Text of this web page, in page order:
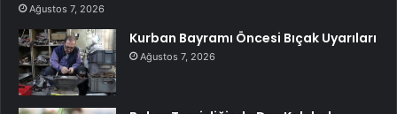
Ağustos 7, 2026
Kurban Bayramı Öncesi Bıçak Uyarıları
Ağustos 7, 2026